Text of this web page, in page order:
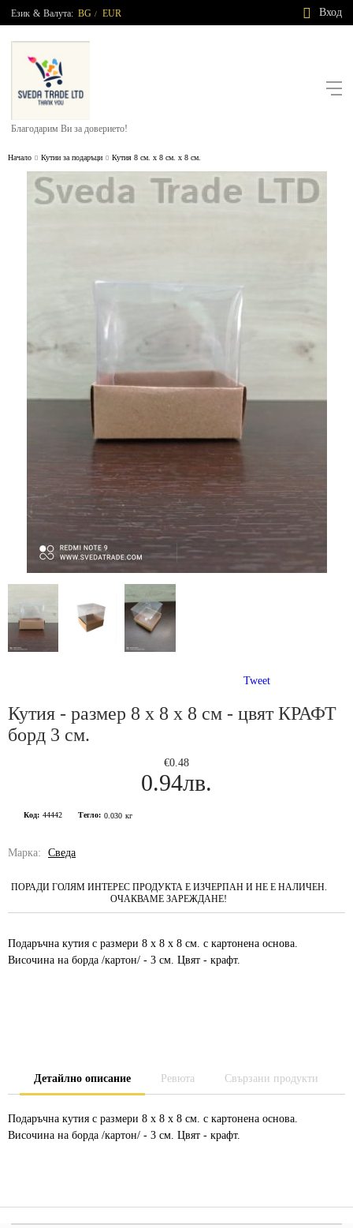
Език & Валута: BG / EUR Вход
Благодарим Ви за доверието!
Начало Кутии за подаръци Кутия 8 см. х 8 см. х 8 см.
Tweet
Кутия - размер 8 х 8 х 8 см - цвят КРАФТ
борд 3 см.
€0.48
0.94лв.
Код: 44442 Тегло: 0.030 кг
Марка: Сведа
ПОРАДИ ГОЛЯМ ИНТЕРЕС ПРОДУКТА Е ИЗЧЕРПАН И НЕ Е НАЛИЧЕН.
ОЧАКВАМЕ ЗАРЕЖДАНЕ!
Подаръчна кутия с размери 8 х 8 х 8 см. с картонена основа.
Височина на борда /картон/ - 3 см. Цвят - крафт.
Детайлно описание Ревюта Свързани продукти
Подаръчна кутия с размери 8 х 8 х 8 см. с картонена основа.
Височина на борда /картон/ - 3 см. Цвят - крафт.